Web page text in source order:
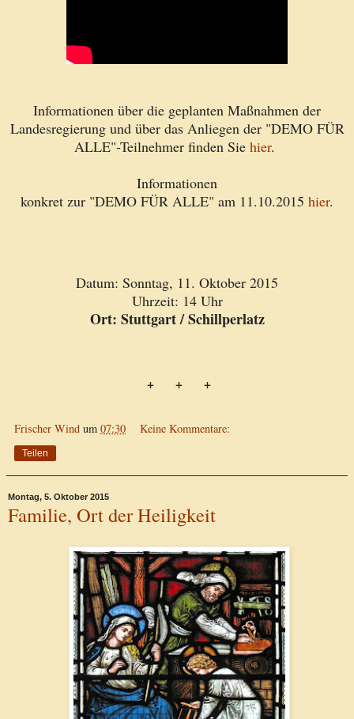
Informationen über die geplanten Maßnahmen der
Landesregierung und über das Anliegen der "DEMO FÜR
ALLE"-Teilnehmer finden Sie hier.
Informationen
konkret zur "DEMO FÜR ALLE" am 11.10.2015 hier.
Datum: Sonntag, 11. Oktober 2015
Uhrzeit: 14 Uhr
Ort: Stuttgart / Schillperlatz
+ + +
Frischer Wind um 07:30 Keine Kommentare:
Teilen
Montag, 5. Oktober 2015
Familie, Ort der Heiligkeit